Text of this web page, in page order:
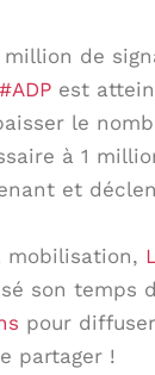
million de
#ADP est
le
à 1
et
mobilisation,
son temps
pour
partager !